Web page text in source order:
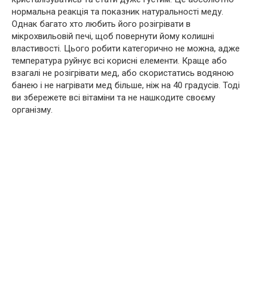
нормальна реакція та показник натуральності меду.
Однак багато хто любить його розігрівати в
мікрохвильовій печі, щоб повернути йому колишні
властивості. Цього робити категорично не можна, адже
температура руйнує всі корисні елементи. Краще або
взагалі не розігрівати мед, або скористатись водяною
банею і не нагрівати мед більше, ніж на 40 градусів. Тоді
ви збережете всі вітаміни та не нашкодите своєму
організму.